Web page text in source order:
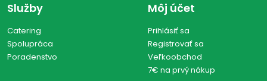
Služby
Catering
Spolupráca
Poradenstvo
Môj účet
Prihlásiť sa
Registrovať sa
Veľkoobchod
7€ na prvý nákup